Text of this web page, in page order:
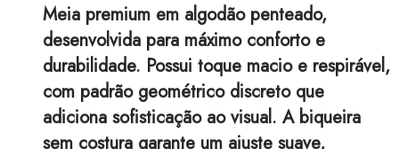
Meia premium em algodão penteado,
desenvolvida para máximo conforto e
durabilidade. Possui toque macio e respirável,
com padrão geométrico discreto que
adiciona sofisticação ao visual. A biqueira
sem costura garante um ajuste suave,